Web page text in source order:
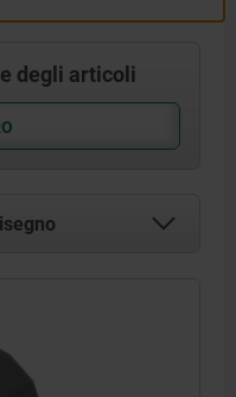
degli articoli